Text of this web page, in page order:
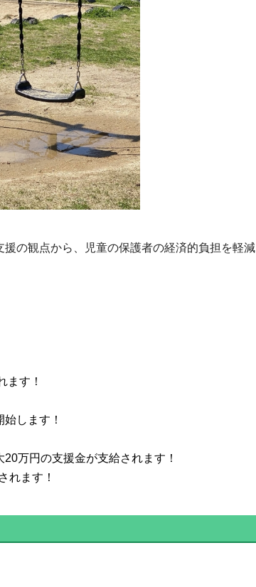
の観点から、児童の保護者の経済的負担を軽減
ます！
します！
万円の支援金が支給されます！
れます！